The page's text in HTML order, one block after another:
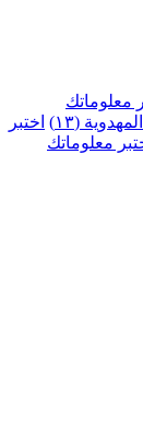
معلوماتك
(١٣)
اختبر
معلوماتك